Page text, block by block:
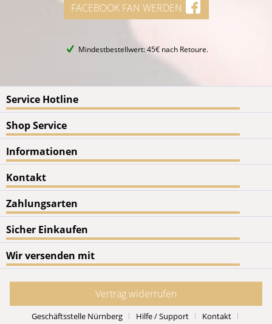
FACEBOOK FAN WERDEN
Mindestbestellwert: 45€ nach Retoure.
Service Hotline
Shop Service
Informationen
Kontakt
Zahlungsarten
Sicher Einkaufen
Wir versenden mit
Vertrag widerrufen
Geschäftsstelle Nürnberg Hilfe / Support Kontakt